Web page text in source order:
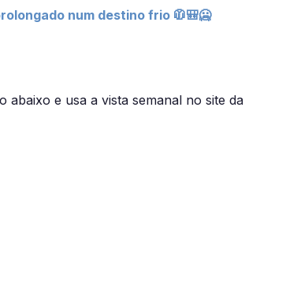
num destino frio 🧥🎒🥶
abaixo e usa a vista semanal no site da